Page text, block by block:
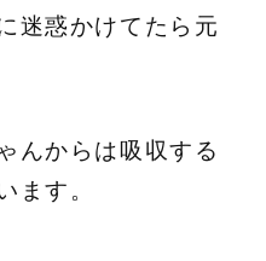
迷惑かけてたら元
んからは吸収する
ます。